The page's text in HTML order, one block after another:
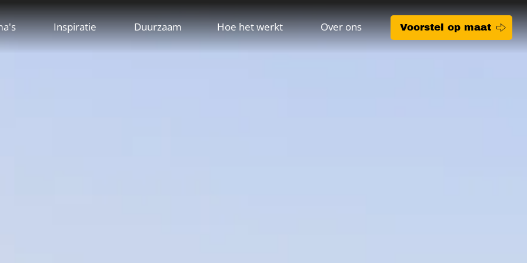
Inspiratie Duurzaam Hoe het werkt Over ons Voorstel op maat